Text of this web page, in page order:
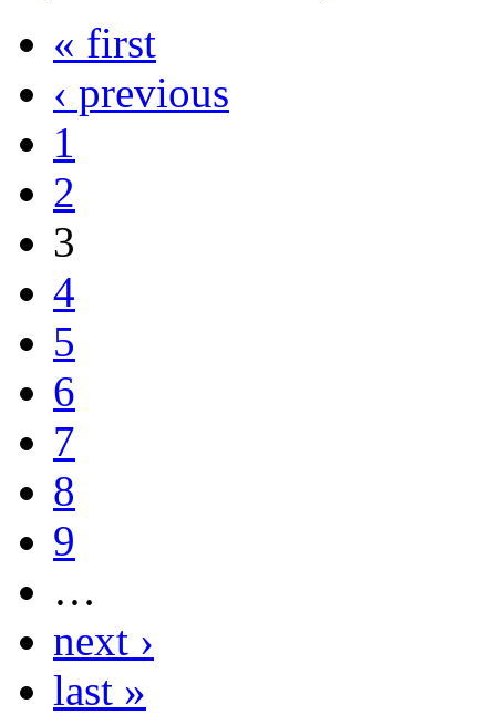
« first
‹ previous
1
2
3
4
5
6
7
8
9
…
next ›
last »